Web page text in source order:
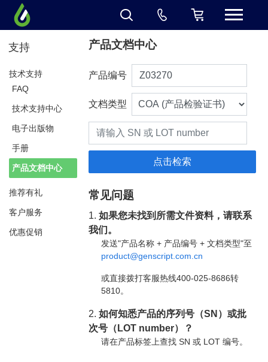
支持
技术支持
FAQ
技术支持中心
电子出版物
手册
产品文档中心
推荐有礼
客户服务
优惠促销
产品文档中心
产品编号
文档类型
常见问题
1.如果您未找到所需文件资料，请联系
我们。
发送"产品名称 + 产品编号 + 文档类型"至
product@genscript.com.cn
或直接拨打客服热线400-025-8686转
5810。
2.如何知悉产品的序列号（SN）或批
次号（LOT number）？
请在产品标签上查找 SN 或 LOT 编号。